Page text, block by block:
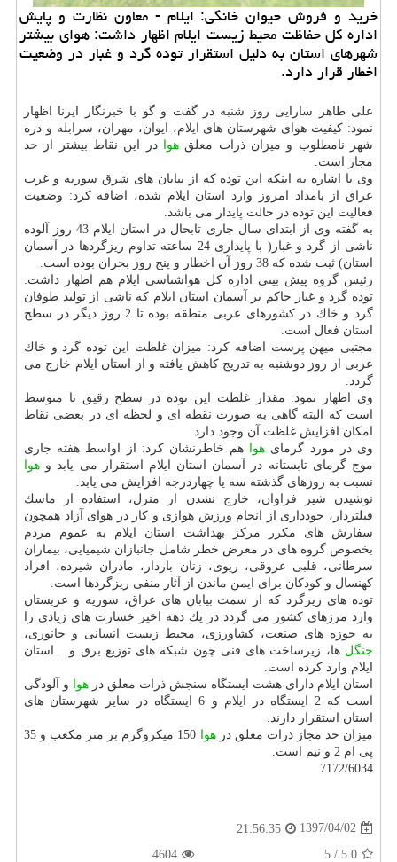
خرید و فروش حیوان خانگی: ایلام - معاون نظارت و پایش
اداره كل حفاظت محیط زیست ایلام اظهار داشت: هوای بیشتر
شهرهای استان به دلیل استقرار توده گرد و غبار در وضعیت
اخطار قرار دارد.
علی طاهر سارایی روز شنبه در گفت و گو با خبرنگار ایرنا اظهار
نمود: كیفیت هوای شهرستان های ایلام، ایوان، مهران، سرابله و دره
شهر نامطلوب و میزان ذرات معلق هوا در این نقاط بیشتر از حد
مجاز است.
وی با اشاره به اینكه این توده كه از بیابان های شرق سوریه و غرب
عراق از بامداد امروز وارد استان ایلام شده، اضافه كرد: وضعیت
فعالیت این توده در حالت پایدار می باشد.
به گفته وی از ابتدای سال جاری تابحال در استان ایلام 43 روز آلوده
ناشی از گرد و غبار( با پایداری 24 ساعته تداوم ریزگردها در آسمان
استان) ثبت شده كه 38 روز آن اخطار و پنج روز بحران بوده است.
رئیس گروه پیش بینی اداره كل هواشناسی ایلام هم اظهار داشت:
توده گرد و غبار حاكم بر آسمان استان ایلام كه ناشی از تولید طوفان
گرد و خاك در كشورهای عربی منطقه بوده تا 2 روز دیگر در سطح
استان فعال است.
مجتبی میهن پرست اضافه كرد: میزان غلظت این توده گرد و خاك
عربی از روز دوشنبه به تدریج كاهش یافته و از استان ایلام خارج می
گردد.
وی اظهار نمود: مقدار غلظت این توده در سطح رقیق تا متوسط
است كه البته گاهی به صورت نقطه ای و لحظه ای در بعضی نقاط
امكان افزایش غلظت آن وجود دارد.
وی در مورد گرمای هوا هم خاطرنشان كرد: از اواسط هفته جاری
موج گرمای تابستانه در آسمان استان ایلام استقرار می یابد و هوا
نسبت به روزهای گذشته سه یا چهاردرجه افزایش می یابد.
نوشیدن شیر فراوان، خارج نشدن از منزل، استفاده از ماسك
فیلتردار، خودداری از انجام ورزش هوازی و كار در هوای آزاد همچون
سفارش های مكرر مركز بهداشت استان ایلام به عموم مردم
بخصوص گروه های در معرض خطر شامل جانبازان شیمیایی، بیماران
سرطانی، قلبی عروقی، ریوی، زنان باردار، مادران شیرده، افراد
كهنسال و كودكان برای ایمن ماندن از آثار منفی ریزگردها است.
توده های ریزگرد كه از سمت بیابان های عراق، سوریه و عربستان
وارد مرزهای كشور می گردد در یك دهه اخیر خسارت های زیادی را
به حوزه های صنعت، كشاورزی، محیط زیست انسانی و جانوری،
جنگل ها، زیرساخت های فنی چون شبكه های توزیع برق و... استان
ایلام وارد كرده است.
استان ایلام دارای هشت ایستگاه سنجش ذرات معلق در هوا و آلودگی
است كه 2 ایستگاه در ایلام و 6 ایستگاه در سایر شهرستان های
استان استقرار دارند.
میزان حد مجاز ذرات معلق درهوا
150 میكروگرم بر متر مكعب و 35
پی ام 2 و نیم است.
7172/6034
1397/04/02
21:56:35
5.0
/
5
4604